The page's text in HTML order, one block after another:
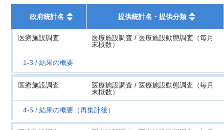
政府統計名 提供統計名・提供分類
医療施設調査
医療施設調査 / 医療施設動態調査（毎月
末概数）
1-3 結果の概要
医療施設調査
医療施設調査 / 医療施設動態調査（毎月
末概数）
4-5 結果の概要（再集計後）